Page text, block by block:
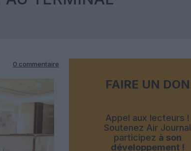
0 commentaire
FAIRE UN DON
Appel aux lecteurs !
Soutenez Air Journal
participez à son
développement !